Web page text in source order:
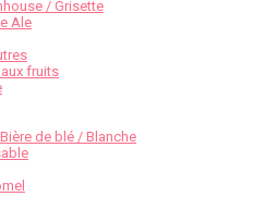
/ Grisette
Ale
fruits
de blé / Blanche